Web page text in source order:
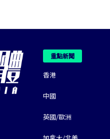
重點新聞
香港
中國
英國/歐洲